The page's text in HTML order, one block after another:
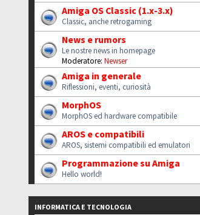
Amiga OS Classic (1.x-3.x)
Classic, anche retrogaming
News e rumors
Le nostre news in homepage
Moderatore: Newser
Amiga in generale
Riflessioni, eventi, curiosità
MorphOS
MorphOS ed hardware compatibile
AROS e compatibili
AROS, sistemi compatibili ed emulatori
Programmazione su Amiga
Hello world!
INFORMATICA E TECNOLOGIA